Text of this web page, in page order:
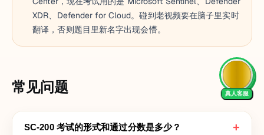
XDR、Defender for Cloud。碰到老视频要在脑子里实时
翻译，否则题目里新名字出现会懵。
常见问题
SC-200 考试的形式和通过分数是多少？ +
真人客服